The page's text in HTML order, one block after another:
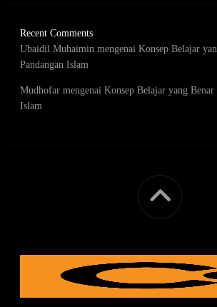
Recent Comments
Ubaidil Muhaimin mengenai Konsep Belajar
Pandangan Islam
Mudhofar mengenai Konsep Belajar yang Benar
Islam